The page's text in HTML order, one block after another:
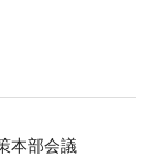
本部会議